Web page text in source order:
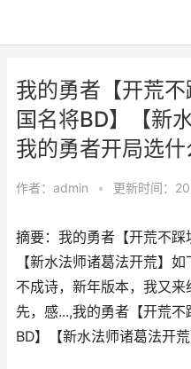
我的勇者【开荒
国名将BD】【新
我的勇者开局选什
作者： admin • 更新时间：
摘要：我的勇者【开荒不踩
【新水法师诸葛法开荒】
不成诗，新年版本，我又
先，感...,我的勇者【开荒
BD】【新水法师诸葛法开